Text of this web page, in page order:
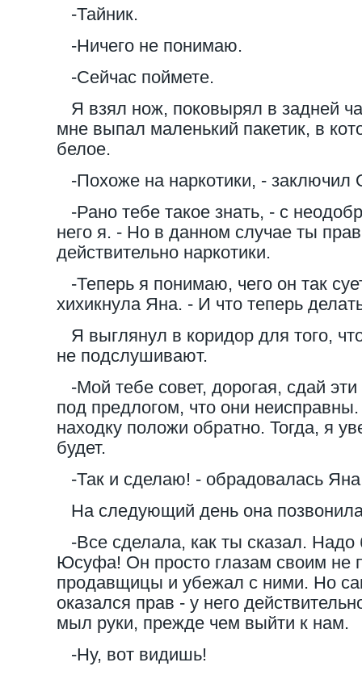
-Тайник.
-Ничего не понимаю.
-Сейчас поймете.
Я взял нож, поковырял в задней
мне выпал маленький пакетик, в
белое.
-Похоже на наркотики, - заключил
-Рано тебе такое знать, - с
него я. - Но в данном случае ты
действительно наркотики.
-Теперь я понимаю, чего он так
хихикнула Яна. - И что теперь
Я выглянул в коридор для того,
не подслушивают.
-Мой тебе совет, дорогая, сдай
под предлогом, что они
находку положи обратно. Тогда, я
будет.
-Так и сделаю! - обрадовалась
На следующий день она
-Все сделала, как ты сказал. Надо
Юсуфа! Он просто глазам своим не
продавщицы и убежал с ними. Но
оказался прав - у него
мыл руки, прежде чем выйти к нам.
-Ну, вот видишь!